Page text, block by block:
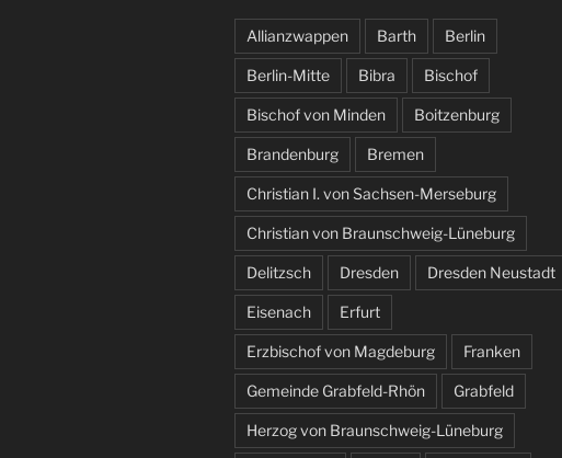
Allianzwappen Barth Berlin
Berlin-Mitte Bibra Bischof
Bischof von Minden Boitzenburg
Brandenburg Bremen
Christian I. von Sachsen-Merseburg
Christian von Braunschweig-Lüneburg
Delitzsch Dresden Dresden Neustadt
Eisenach Erfurt
Erzbischof von Magdeburg Franken
Gemeinde Grabfeld-Rhön Grabfeld
Herzog von Braunschweig-Lüneburg